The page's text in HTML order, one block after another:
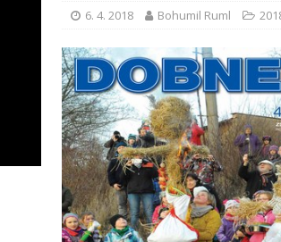
6. 4. 2018 Bohumil Ruml